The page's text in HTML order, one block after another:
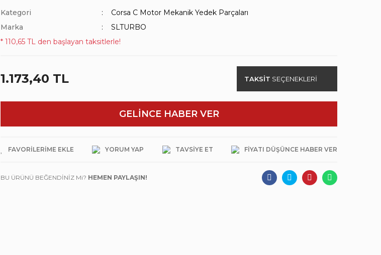
Kategori
Corsa C Motor Mekanik Yedek Parçaları
Marka
SLTURBO
* 110,65 TL den başlayan taksitlerle!
1.173,40 TL TAKSİT SEÇENEKLERİ
GELİNCE HABER VER
YORUM YAP TAVSIYE ET FIYATI DÜŞÜNCE HABER VER
BU ÜRÜNÜ BEĞENDİNİZ Mi? HEMEN PAYLAŞIN!